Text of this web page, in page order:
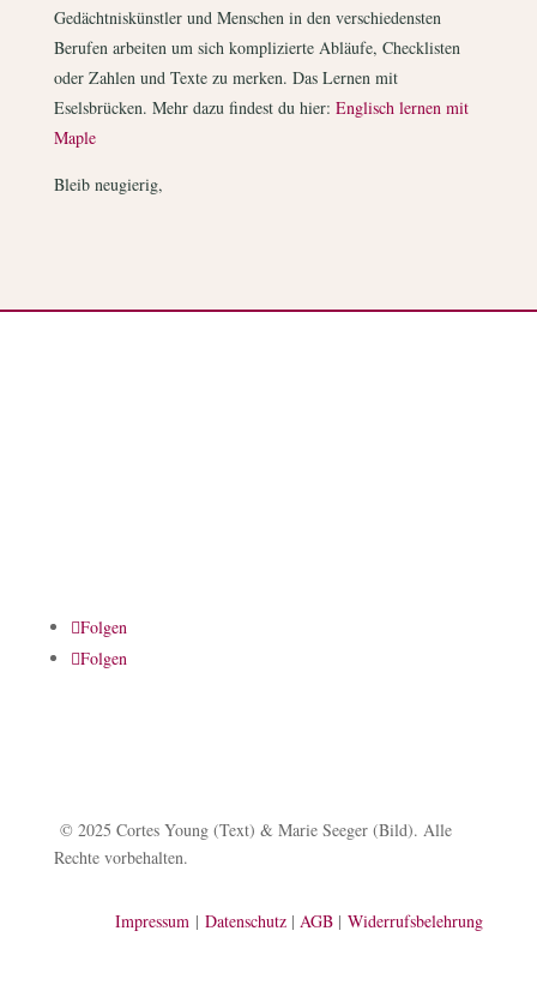
Gedächtniskünstler und Menschen in den verschiedensten
Berufen arbeiten um sich komplizierte Abläufe, Checklisten
oder Zahlen und Texte zu merken. Das Lernen mit
Eselsbrücken. Mehr dazu findest du hier: Englisch lernen mit
Maple
Bleib neugierig,
Folgen
Folgen
© 2025 Cortes Young (Text) & Marie Seeger (Bild). Alle
Rechte vorbehalten.
Impressum |Datenschutz |AGB |Widerrufsbelehrung